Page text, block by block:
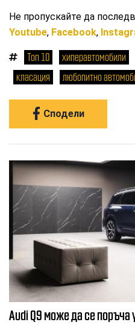
Не пропускайте да
Youtube, Facebook,
Топ 10 хиперавтомобили
класация
любопитно
Сподели
Audi Q9 може да се поръча